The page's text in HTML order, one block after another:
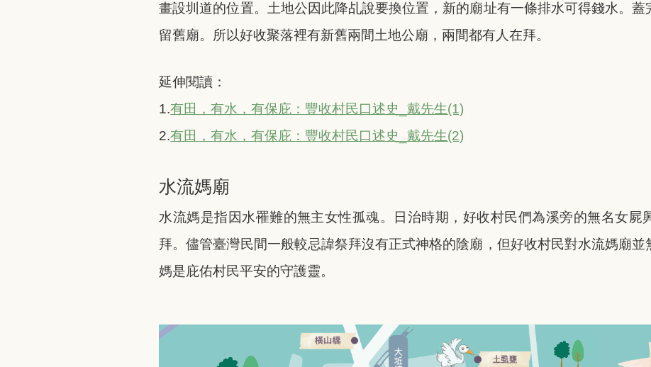
畫設圳道的位置。土地公因此降乩說要換位置，新的廟址有一條排水可得錢水。
留舊廟。所以好收聚落裡有新舊兩間土地公廟，兩間都有人在拜。
延伸閱讀：
1.有田，有水，有保庇：豐收村民口述史_戴先生(1)
2.有田，有水，有保庇：豐收村民口述史_戴先生(2)
水流媽廟
水流媽是指因水罹難的無主女性孤魂。日治時期，好收村民們為溪旁的無名女屍
拜。儘管臺灣民間一般較忌諱祭拜沒有正式神格的陰廟，但好收村民對水流媽廟
媽是庇佑村民平安的守護靈。